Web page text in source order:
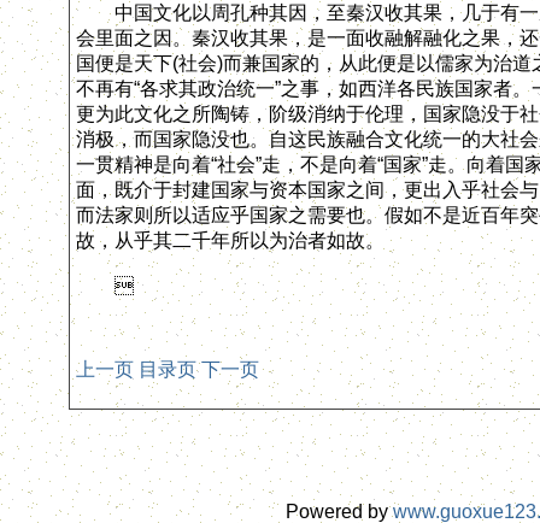
中国文化以周孔种其因，至秦汉收其果，几于有一
会里面之因。秦汉收其果，是一面收融解融化之果，
国便是天下(社会)而兼国家的，从此便是以儒家为治
不再有“各求其政治统一”之事，如西洋各民族国家者
更为此文化之所陶铸，阶级消纳于伦理，国家隐没于
消极，而国家隐没也。自这民族融合文化统一的大社
一贯精神是向着“社会”走，不是向着“国家”走。向着
面，既介于封建国家与资本国家之间，更出入乎社会
而法家则所以适应乎国家之需要也。假如不是近百年
故，从乎其二千年所以为治者如故。

上一页 目录页 下一页
Powered by